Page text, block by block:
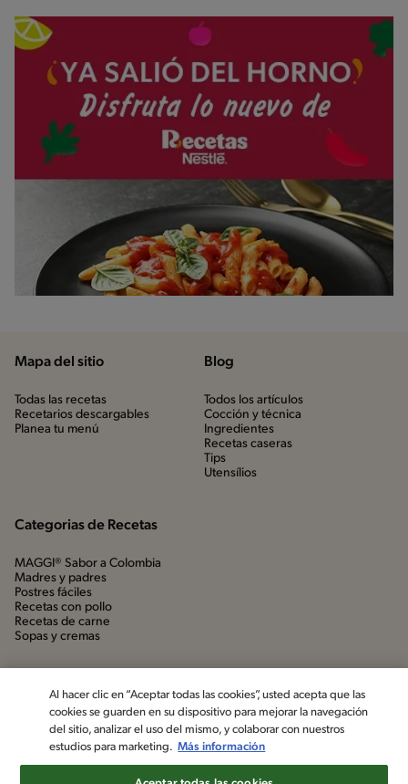
Mapa del sitio
Todas las recetas
Recetarios descargables
Planea tu menú
Blog
Todos los artículos
Cocción y técnica
Ingredientes
Recetas caseras
Tips
Utensílios
Categorias de Recetas
MAGGI® Sabor a Colombia
Madres y padres
Postres fáciles
Recetas con pollo
Recetas de carne
Sopas y cremas
Al hacer clic en “Aceptar todas las cookies”, usted acepta que las
cookies se guarden en su dispositivo para mejorar la navegación
del sitio, analizar el uso del mismo, y colaborar con nuestros
estudios para marketing. Más información